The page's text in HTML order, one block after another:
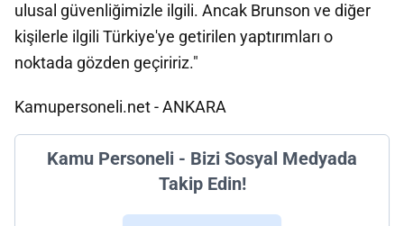
ulusal güvenliğimizle ilgili. Ancak Brunson ve diğer
kişilerle ilgili Türkiye'ye getirilen yaptırımları o
noktada gözden geçiririz."
Kamupersoneli.net - ANKARA
Kamu Personeli - Bizi Sosyal Medyada
Takip Edin!